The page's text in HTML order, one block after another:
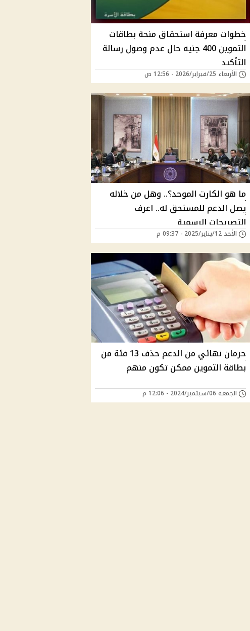
خطوات معرفة استحقاق منحة بطاقات
التموين 400 جنيه حال عدم وصول رسالة
التأكيد
الأربعاء 25/فبراير/2026 - 12:56 ص
ما هو الكارت الموحد؟.. وهل من خلاله
يصل الدعم للمستحق له.. اعرف
التصريحات الرسمية
الأحد 12/يناير/2025 - 09:37 م
حرمان نهائي من الدعم حذف 13 فئة من
بطاقة التموين ممكن تكون منهم
الجمعة 06/سبتمبر/2024 - 12:06 م